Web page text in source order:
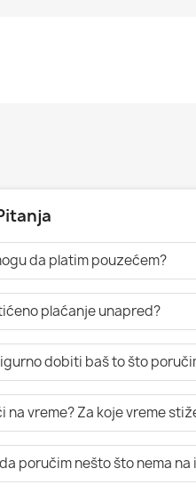
da platim pouzećem?
plaćanje unapred?
dobiti baš to što
na vreme? Za koje vreme
poručim nešto što nema